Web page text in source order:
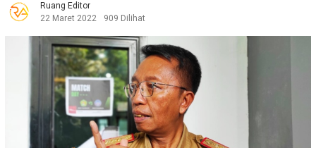
Ruang Editor
22 Maret 2022
909 Dilihat